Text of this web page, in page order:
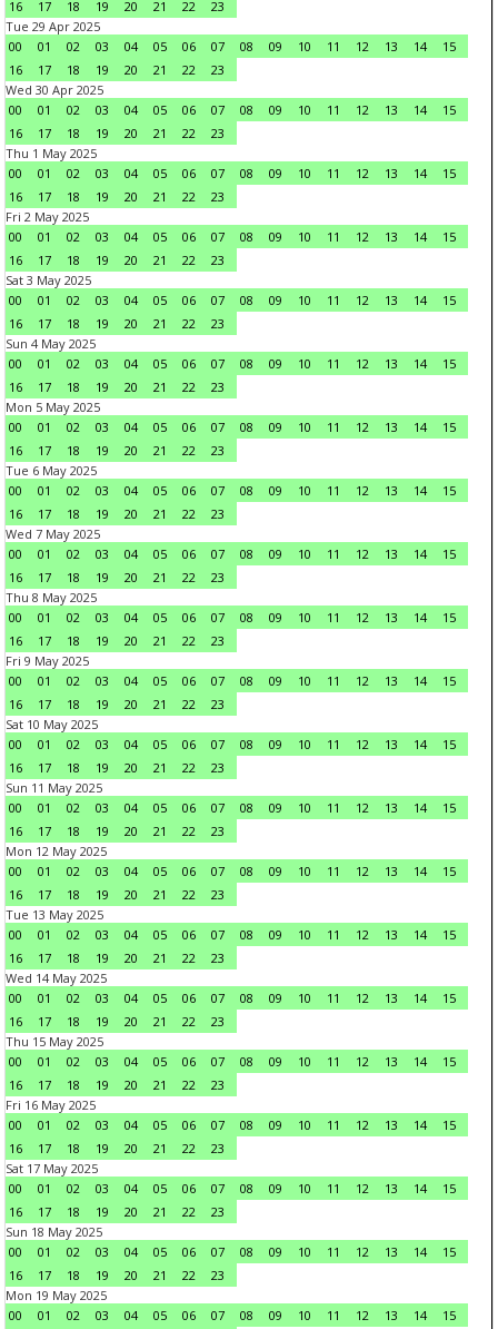
16 17 18 19 20 21 22
23
Tue 29 Apr 2025
00
01 02 03 04 05 06 07 08 09 10 11 12 13 14
15
16
17 18 19 20 21 22
23
Wed 30 Apr 2025
00
01 02 03 04 05 06 07 08 09 10 11 12 13 14
15
16
17 18 19 20 21 22
23
Thu 1 May 2025
00
01 02 03 04 05 06 07 08 09 10 11 12 13 14
15
16
17 18 19 20 21 22
23
Fri 2 May 2025
00
01 02 03 04 05 06 07 08 09 10 11 12 13 14
15
16
17 18 19 20 21 22
23
Sat 3 May 2025
00
01 02 03 04 05 06 07 08 09 10 11 12 13 14
15
16
17 18 19 20 21 22
23
Sun 4 May 2025
00
01 02 03 04 05 06 07 08 09 10 11 12 13 14
15
16
17 18 19 20 21 22
23
Mon 5 May 2025
00
01 02 03 04 05 06 07 08 09 10 11 12 13 14
15
16
17 18 19 20 21 22
23
Tue 6 May 2025
00
01 02 03 04 05 06 07 08 09 10 11 12 13 14
15
16
17 18 19 20 21 22
23
Wed 7 May 2025
00
01 02 03 04 05 06 07 08 09 10 11 12 13 14
15
16
17 18 19 20 21 22
23
Thu 8 May 2025
00
01 02 03 04 05 06 07 08 09 10 11 12 13 14
15
16
17 18 19 20 21 22
23
Fri 9 May 2025
00
01 02 03 04 05 06 07 08 09 10 11 12 13 14
15
16
17 18 19 20 21 22
23
Sat 10 May 2025
00
01 02 03 04 05 06 07 08 09 10 11 12 13 14
15
16
17 18 19 20 21 22
23
Sun 11 May 2025
00
01 02 03 04 05 06 07 08 09 10 11 12 13 14
15
16
17 18 19 20 21 22
23
Mon 12 May 2025
00
01 02 03 04 05 06 07 08 09 10 11 12 13 14
15
16
17 18 19 20 21 22
23
Tue 13 May 2025
00
01 02 03 04 05 06 07 08 09 10 11 12 13 14
15
16
17 18 19 20 21 22
23
Wed 14 May 2025
00
01 02 03 04 05 06 07 08 09 10 11 12 13 14
15
16
17 18 19 20 21 22
23
Thu 15 May 2025
00
01 02 03 04 05 06 07 08 09 10 11 12 13 14
15
16
17 18 19 20 21 22
23
Fri 16 May 2025
00
01 02 03 04 05 06 07 08 09 10 11 12 13 14
15
16
17 18 19 20 21 22
23
Sat 17 May 2025
00
01 02 03 04 05 06 07 08 09 10 11 12 13 14
15
16
17 18 19 20 21 22
23
Sun 18 May 2025
00
01 02 03 04 05 06 07 08 09 10 11 12 13 14
15
16
17 18 19 20 21 22
23
Mon 19 May 2025
00
01 02 03 04 05 06 07 08 09 10 11 12 13 14
15